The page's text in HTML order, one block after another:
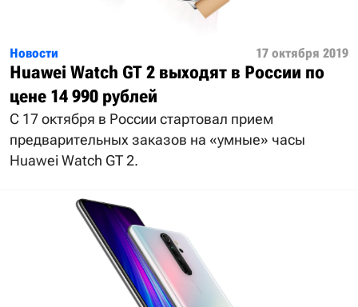
Новости 17 октября 2019
Huawei Watch GT 2 выходят в России по
цене 14 990 рублей
С 17 октября в России стартовал прием
предварительных заказов на «умные» часы
Huawei Watch GT 2.